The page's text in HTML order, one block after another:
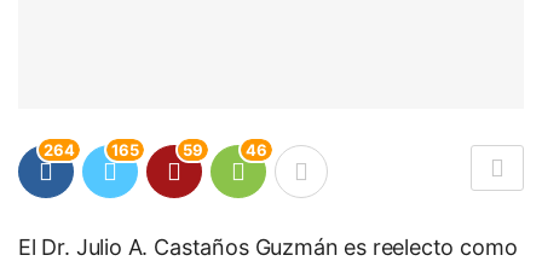
264 165 59 46
El Dr. Julio A. Castaños Guzmán es reelecto como